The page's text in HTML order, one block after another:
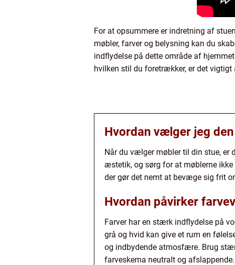
For at opsummere er indretning af
møbler, farver og belysning kan du
indflydelse på dette område af
hvilken stil du foretrækker, er det
Hvordan vælger jeg
Når du vælger møbler til din stue, er
æstetik, og sørg for at møblerne
der gør det nemt at bevæge sig frit
Hvordan påvirker
Farver har en stærk indflydelse på
grå og hvid kan give et rum en
og indbydende atmosfære. Brug
farveskema neutralt og afslappende.